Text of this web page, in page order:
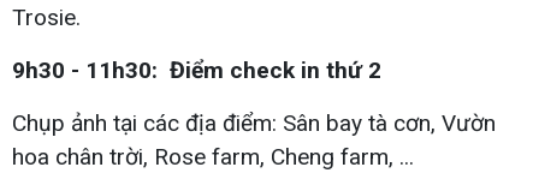
Trosie.
9h30 - 11h30: Điểm check in thứ 2
Chụp ảnh tại các địa điểm: Sân bay tà cơn, Vườn
hoa chân trời, Rose farm, Cheng farm, ...